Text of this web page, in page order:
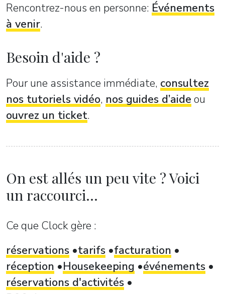
Rencontrez-nous en personne: Événements
à venir.
Besoin d'aide ?
Pour une assistance immédiate, consultez
nos tutoriels vidéo, nos guides d’aide ou
ouvrez un ticket.
On est allés un peu vite ? Voici
un raccourci...
Ce que Clock gère :
réservations tarifs facturation
réception
Housekeeping
événements
réservations d'activités